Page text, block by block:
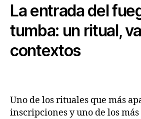
La entrada del
tumba: un ritual,
contextos
Uno de los rituales que más
inscripciones y uno de los